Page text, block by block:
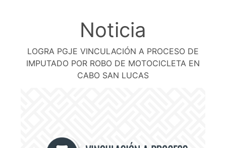
Noticia
LOGRA PGJE VINCULACIÓN A PROCESO DE
IMPUTADO POR ROBO DE MOTOCICLETA EN
CABO SAN LUCAS